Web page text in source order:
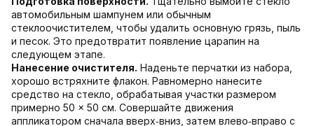
автомобильным шампунем или обычным
стеклоочистителем, чтобы удалить основную грязь, пыль
и песок. Это предотвратит появление царапин на
следующем этапе.
Нанесение очистителя. Наденьте перчатки из набора,
хорошо встряхните флакон. Равномерно нанесите
средство на стекло, обрабатывая участки размером
примерно 50 × 50 см. Совершайте движения
аппликатором сначала вверх‑вниз, затем влево‑вправо с